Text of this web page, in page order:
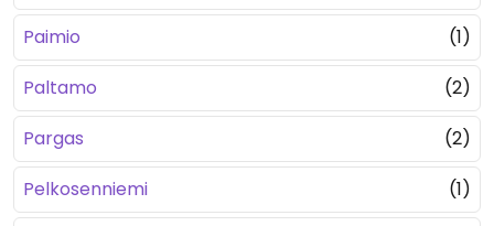
Paimio
(1)
Paltamo
(2)
Pargas
(2)
Pelkosenniemi
(1)